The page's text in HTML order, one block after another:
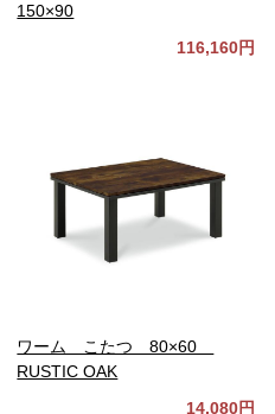
150×90
116,160円
ワーム こたつ 80×60
RUSTIC OAK
14,080円